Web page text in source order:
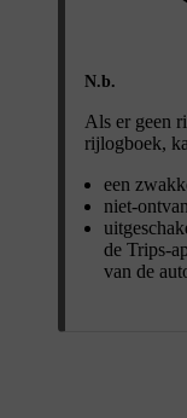
N.b.
Als er geen
rijlogboek,
een
niet-
de Trips-
van de